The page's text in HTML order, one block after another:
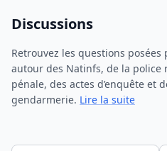
Discussions
Retrouvez les questions
autour des Natinfs, de la police
pénale, des actes d’enquête et
gendarmerie. Lire la suite